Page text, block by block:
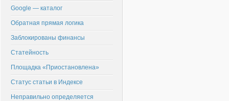
Google — каталог
Обратная прямая логика
Заблокированы финансы
Статейность
Площадка «Приостановлена»
Статус статьи в Индексе
Неправильно определяется